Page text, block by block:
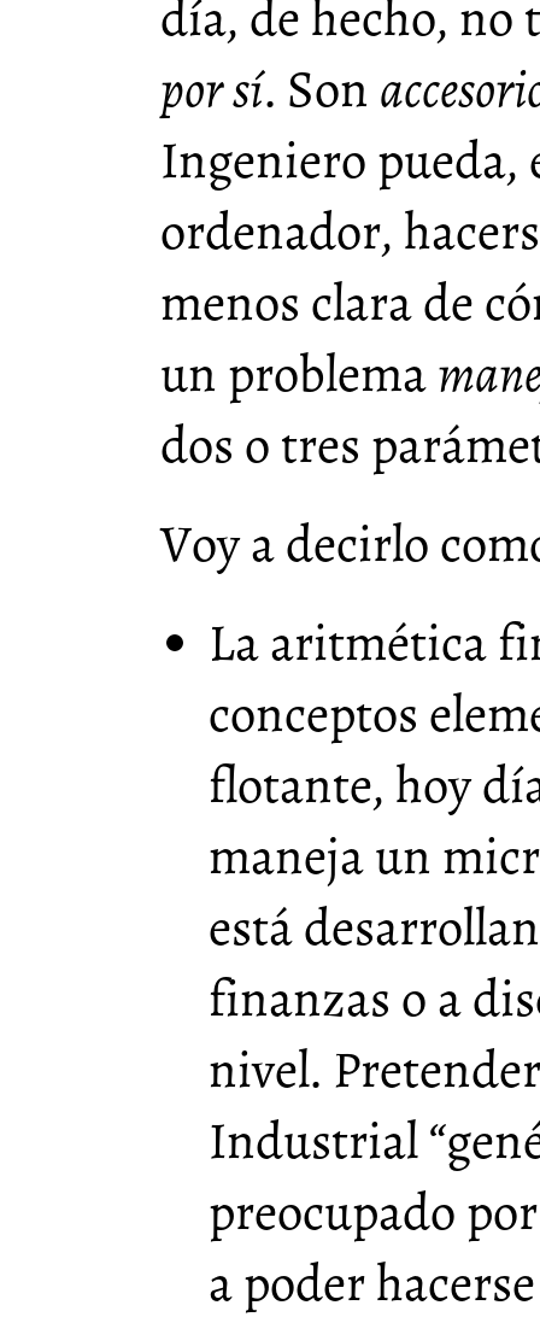
día, de hecho,
por sí. Son
Ingeniero pueda,
ordenador,
menos clara de
un problema
dos o tres
Voy a decirlo
La aritmética
conceptos
flotante, hoy
maneja un
está
finanzas o a
nivel.
Industrial
preocupado
a poder